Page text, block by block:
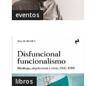
eventos
libros